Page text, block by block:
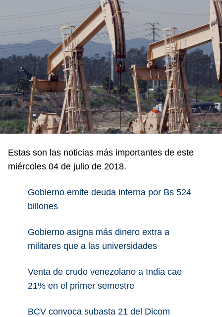
Estas son las noticias más importantes de este
miércoles 04 de julio de 2018.
Gobierno emite deuda interna por Bs 524
billones
Gobierno asigna más dinero extra a
militares que a las universidades
Venta de crudo venezolano a India cae
21% en el primer semestre
BCV convoca subasta 21 del Dicom